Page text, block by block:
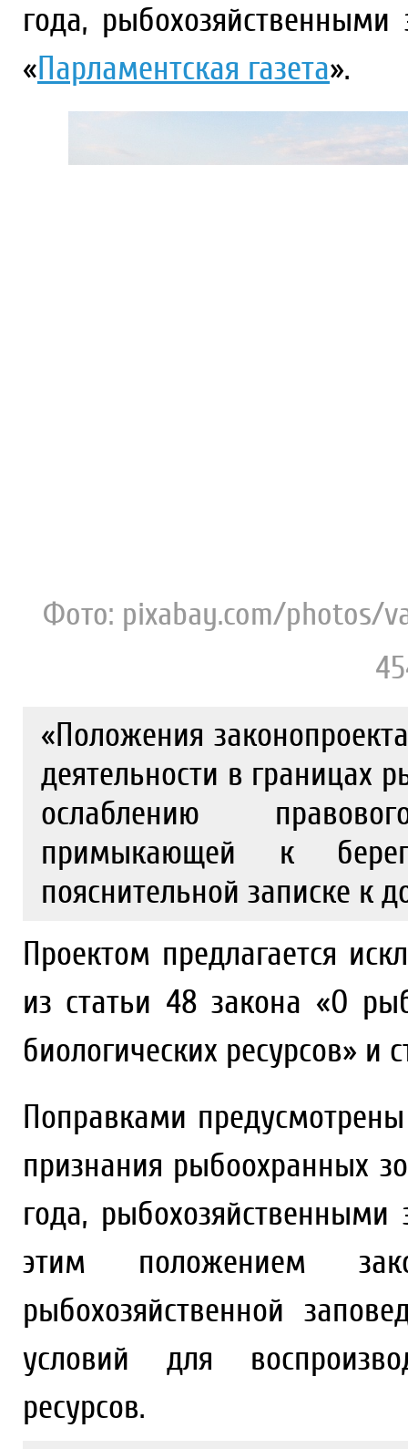
года,
«Парламентская газета».
Фото: pixabay.com/photos/
«Положения
деятельности в границах
ослаблению
примыкающей к
пояснительной записке к
Проектом предлагается
из статьи 48 закона «О
биологических ресурсов» и
Поправками
признания рыбоохранных
года,
этим положением
рыбохозяйственной
условий для
ресурсов.